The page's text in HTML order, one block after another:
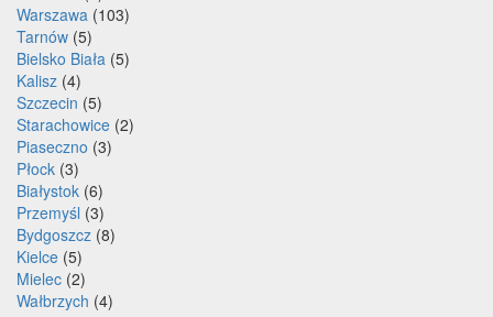
Warszawa (103)
Tarnów (5)
Bielsko Biała (5)
Kalisz (4)
Szczecin (5)
Starachowice (2)
Piaseczno (3)
Płock (3)
Białystok (6)
Przemyśl (3)
Bydgoszcz (8)
Kielce (5)
Mielec (2)
Wałbrzych (4)